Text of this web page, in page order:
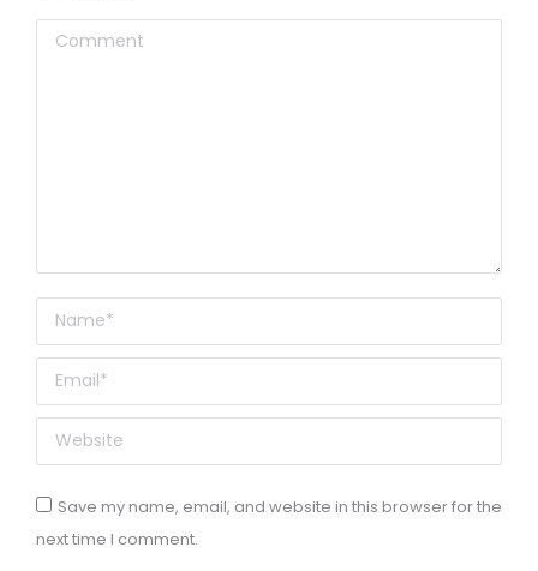
Comment
Name *
Email *
Website
Save my name, email, and website in this browser for the
next time I comment.